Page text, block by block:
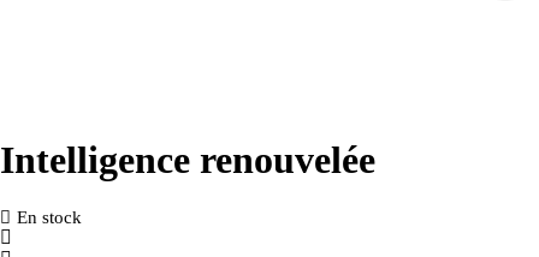
Intelligence renouvelée
En stock